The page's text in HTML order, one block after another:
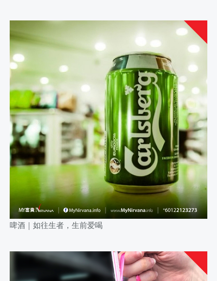
啤酒｜ 如往生者，生前爱喝